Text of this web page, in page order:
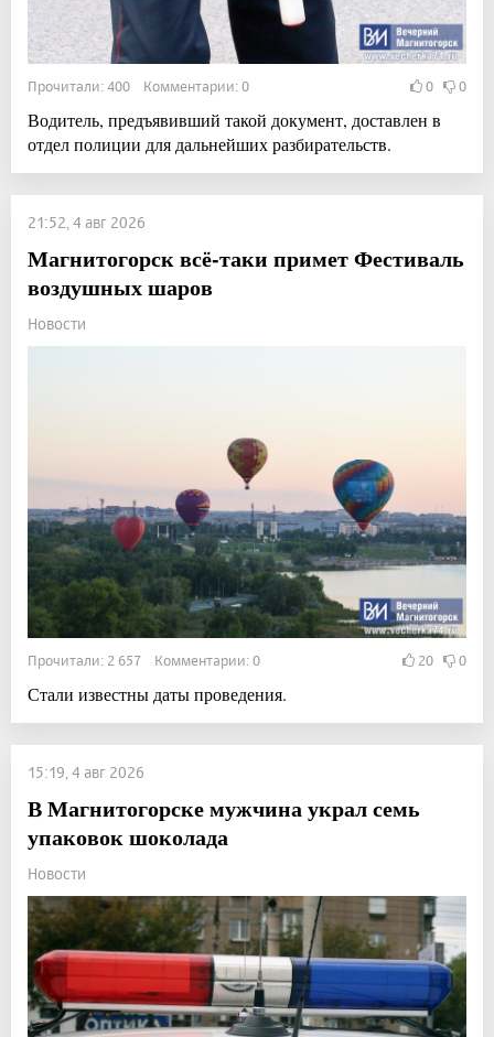
Прочитали: 400 Комментарии: 0 0 0
Водитель, предъявивший такой документ, доставлен в
отдел полиции для дальнейших разбирательств.
21:52, 4 авг 2026
Магнитогорск всё-таки примет Фестиваль
воздушных шаров
Новости
Прочитали: 2 657 Комментарии: 0 20 0
Стали известны даты проведения.
15:19, 4 авг 2026
В Магнитогорске мужчина украл семь
упаковок шоколада
Новости